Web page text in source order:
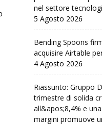
nel settore
5 Agosto 2026
Bending Spoons
acquisire Airtable
4 Agosto 2026
Riassunto: Gruppo
trimestre di solida
all&apos;8,4% e
margini promuove